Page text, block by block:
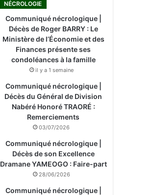
NÉCROLOGIE
Communiqué nécrologique |
Décès de Roger BARRY : Le
Ministère de l’Économie et des
Finances présente ses
condoléances à la famille
il y a 1 semaine
Communiqué nécrologique |
Décès du Général de Division
Nabéré Honoré TRAORÉ :
Remerciements
03/07/2026
Communiqué nécrologique |
Décès de son Excellence
Dramane YAMEOGO : Faire-part
28/06/2026
Communiqué nécrologique |